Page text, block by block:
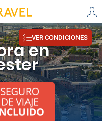
en
VER CONDICIONES